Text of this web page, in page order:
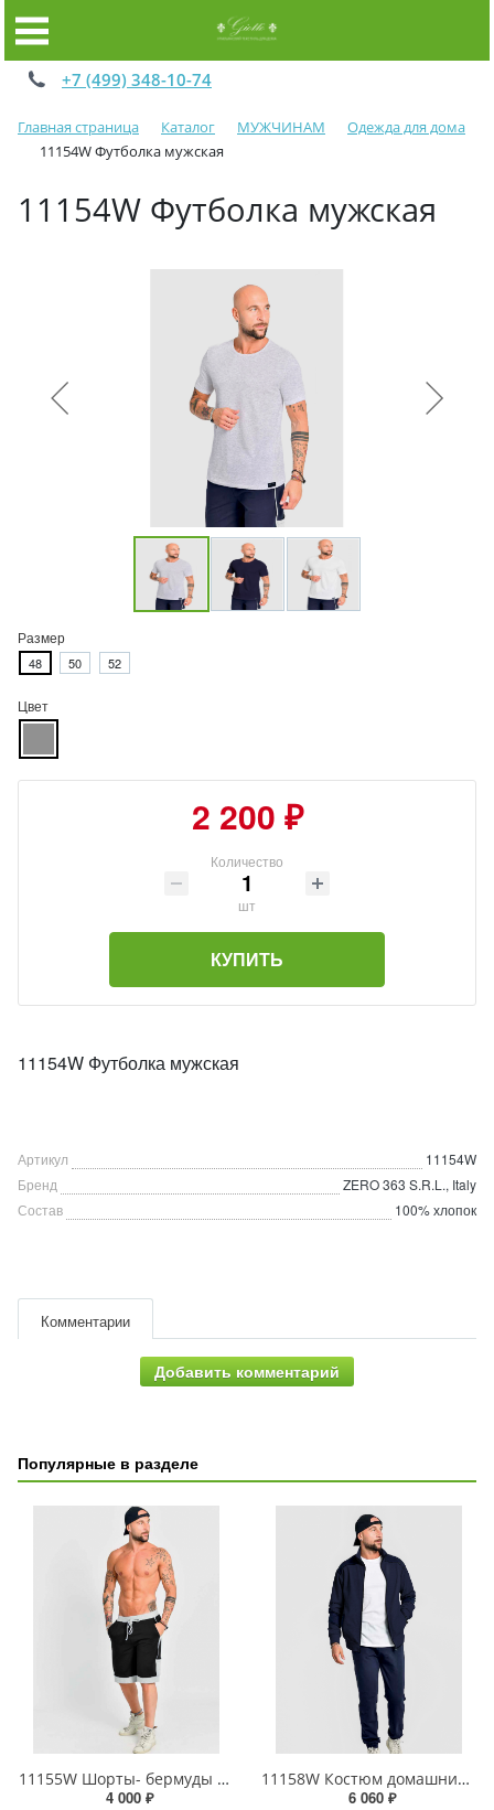
+7 (499) 348-10-74
Главная страница Каталог МУЖЧИНАМ
Одежда для дома
11154W Футболка мужская
11154W Футболка мужская
Размер
48 50 52
Цвет
2 200 ₽
Количество
шт
КУПИТЬ
11154W Футболка мужская
Артикул
11154W
Бренд
ZERO 363 S.R.L., Italy
Состав
100% хлопок
Комментарии
Добавить комментарий
Популярные в разделе
11155W Шорты- бермуды мужские
4 000 ₽
11158W Костюм домашний мужской
6 060 ₽